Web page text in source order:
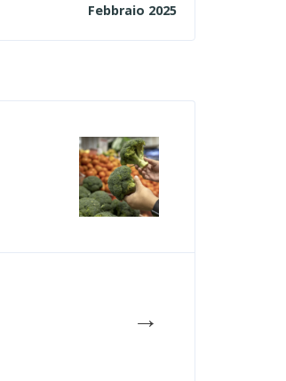
Febbraio 2025
→